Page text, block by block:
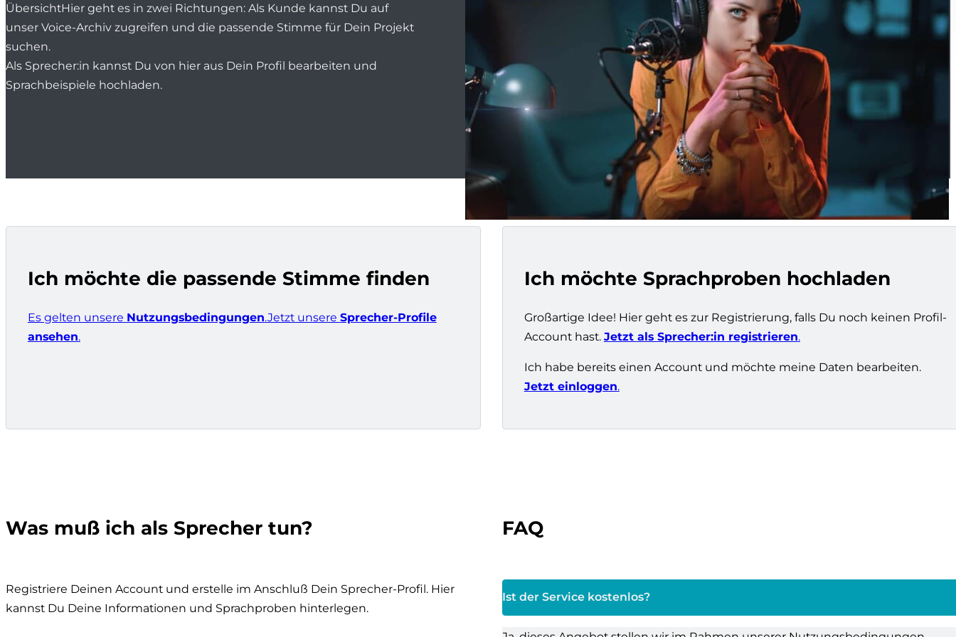
ÜbersichtHier geht es in zwei Richtungen: Als Kunde kannst Du auf
unser Voice-Archiv zugreifen und die passende Stimme für Dein Projekt
suchen.
Als Sprecher:in kannst Du von hier aus Dein Profil bearbeiten und
Sprachbeispiele hochladen.
Ich möchte die passende Stimme finden
Es gelten unsere Nutzungsbedingungen.Jetzt unsere Sprecher-Profile
ansehen.
Ich möchte Sprachproben hochladen
Großartige Idee! Hier geht es zur Registrierung, falls Du noch keinen Profil-
Account hast. Jetzt als Sprecher:in registrieren.
Ich habe bereits einen Account und möchte meine Daten bearbeiten.
Jetzt einloggen.
Was muß ich als Sprecher tun?
Registriere Deinen Account und erstelle im Anschluß Dein Sprecher-Profil. Hier
kannst Du Deine Informationen und Sprachproben hinterlegen.
FAQ
Ist der Service kostenlos?